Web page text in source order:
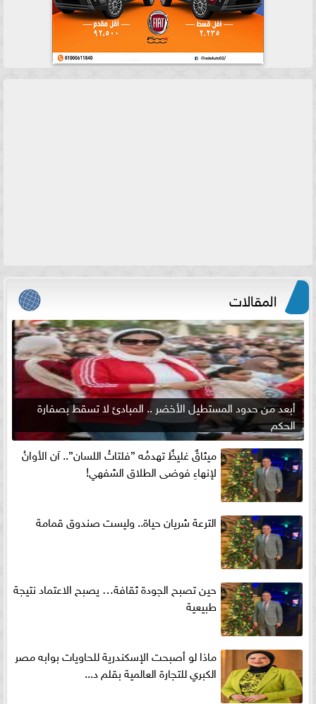
المقالات
أبعد من حدود المستطيل الأخضر .. المبادئ لا تسقط بصفارة
الحكم
ميثاقٌ غليظٌ تهدمُه ”فلتاتُ اللسان”.. آن الأوانُ
لإنهاءِ فوضى الطلاق الشفهي!
الترعة شريان حياة.. وليست صندوق قمامة
حين تصبح الجودة ثقافة… يصبح الاعتماد نتيجة
طبيعية
ماذا لو أصبحت الإسكندرية للحاويات بوابه مصر
الكبري للتجارة العالمية بقلم د...